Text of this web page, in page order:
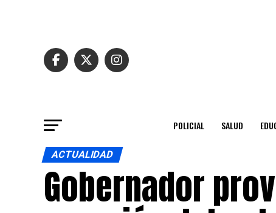
POLICIAL SALUD
ACTUALIDAD
Gobernador